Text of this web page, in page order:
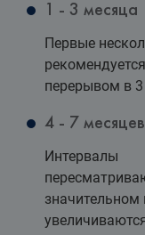
1 - 3 месяца
Первые
перерывом в 3
4 - 7 месяцев
Интервалы
значительном